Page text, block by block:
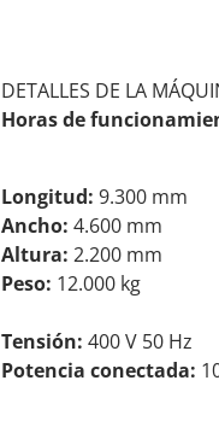
DETALLES DE LA
Horas de
Longitud: 9.300 mm
Ancho: 4.600 mm
Altura: 2.200 mm
Peso: 12.000 kg
Tensión: 400 V 50 Hz
Potencia conectada: